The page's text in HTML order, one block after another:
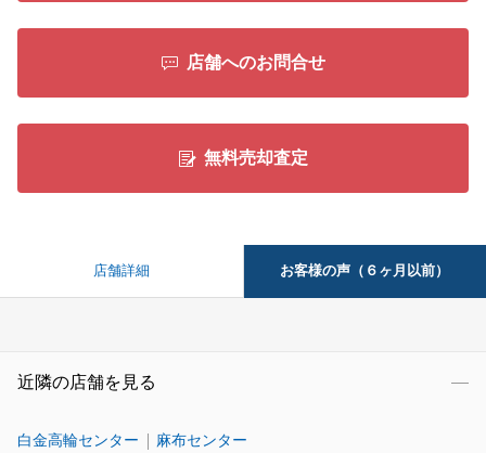
店舗へのお問合せ
無料売却査定
店舗詳細 お客様の声（６ヶ月以前）
近隣の店舗を見る
白金高輪センター 麻布センター